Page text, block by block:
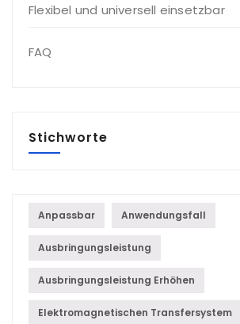
Flexibel und universell einsetzbar
FAQ
Stichworte
Anpassbar Anwendungsfall
Ausbringungsleistung
Ausbringungsleistung Erhöhen
Elektromagnetischen Transfersystem